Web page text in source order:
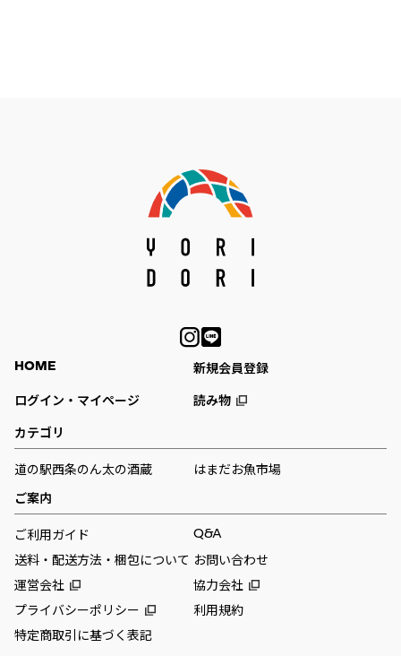
HOME 新規会員登録
ログイン・マイページ 読み物
カテゴリ
道の駅西条のん太の酒蔵 はまだお魚市場
ご案内
ご利用ガイド
Q&A
送料・配送方法・梱包について お問い合わせ
運営会社
協力会社
プライバシーポリシー
利用規約
特定商取引に基づく表記